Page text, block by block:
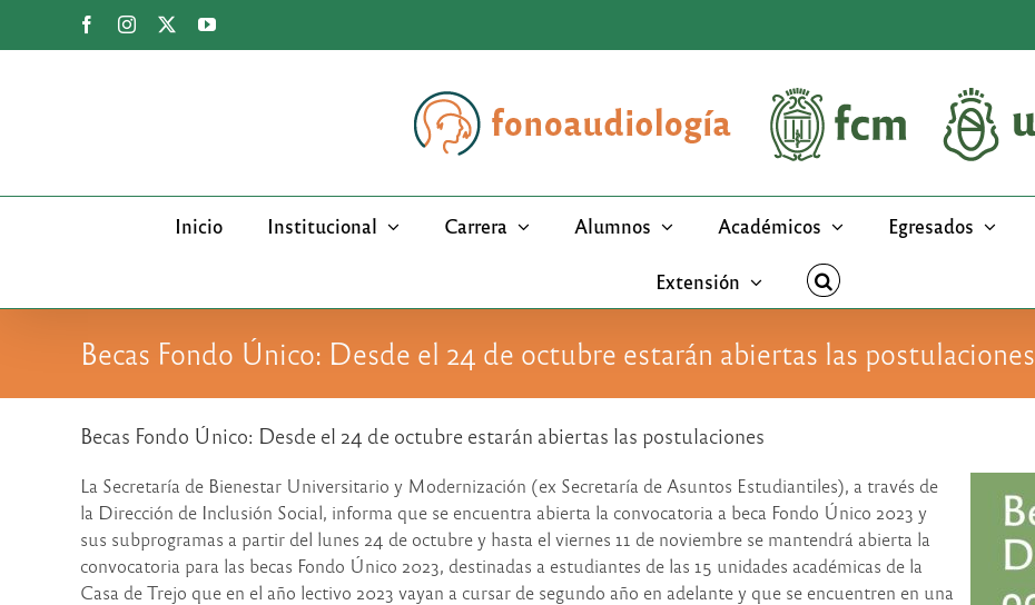
FacebookInstagram YouTube
Inicio Institucional Carrera Alumnos Académicos Egresados
Extensión
Becas Fondo Único: Desde el 24 de octubre estarán abiertas las postulaciones
Becas Fondo Único: Desde el 24 de octubre estarán abiertas las postulaciones
La Secretaría de Bienestar Universitario y Modernización (ex Secretaría de Asuntos Estudiantiles), a través de
la Dirección de Inclusión Social, informa que se encuentra abierta la convocatoria a beca Fondo Único 2023 y
sus subprogramas a partir del lunes 24 de octubre y hasta el viernes 11 de noviembre se mantendrá abierta la
convocatoria para las becas Fondo Único 2023, destinadas a estudiantes de las 15 unidades académicas de la
Casa de Trejo que en el año lectivo 2023 vayan a cursar de segundo año en adelante y que se encuentren en una